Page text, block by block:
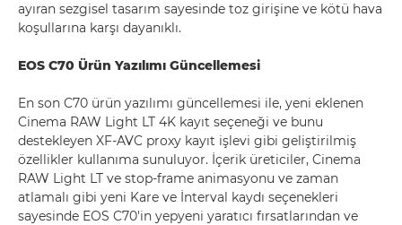
ayıran sezgisel tasarım sayesinde toz girişine ve kötü hava
koşullarına karşı dayanıklı.
EOS C70 Ürün Yazılımı Güncellemesi
En son C70 ürün yazılımı güncellemesi ile, yeni eklenen
Cinema RAW Light LT 4K kayıt seçeneği ve bunu
destekleyen XF-AVC proxy kayıt işlevi gibi geliştirilmiş
özellikler kullanıma sunuluyor. İçerik üreticiler, Cinema
RAW Light LT ve stop-frame animasyonu ve zaman
atlamalı gibi yeni Kare ve İnterval kaydı seçenekleri
sayesinde EOS C70'in yepyeni yaratıcı fırsatlarından ve